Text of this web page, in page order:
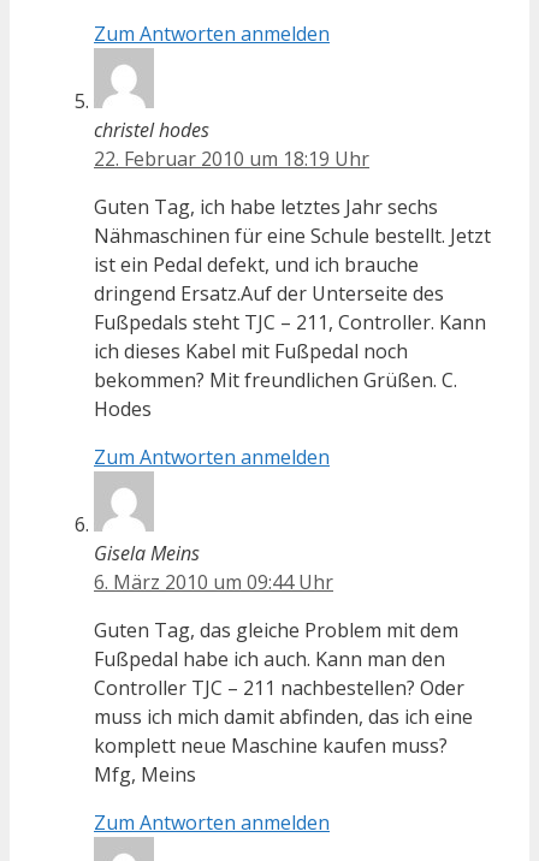
Zum Antworten anmelden
christel hodes
22. Februar 2010 um 18:19 Uhr
Guten Tag, ich habe letztes Jahr sechs
Nähmaschinen für eine Schule bestellt. Jetzt
ist ein Pedal defekt, und ich brauche
dringend Ersatz.Auf der Unterseite des
Fußpedals steht TJC – 211, Controller. Kann
ich dieses Kabel mit Fußpedal noch
bekommen? Mit freundlichen Grüßen. C.
Hodes
Zum Antworten anmelden
Gisela Meins
6. März 2010 um 09:44 Uhr
Guten Tag, das gleiche Problem mit dem
Fußpedal habe ich auch. Kann man den
Controller TJC – 211 nachbestellen? Oder
muss ich mich damit abfinden, das ich eine
komplett neue Maschine kaufen muss?
Mfg, Meins
Zum Antworten anmelden